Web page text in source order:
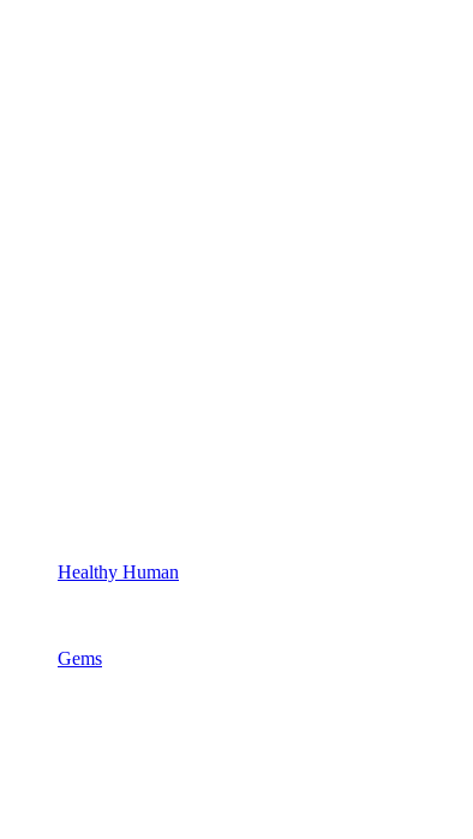
Healthy Human
Gems